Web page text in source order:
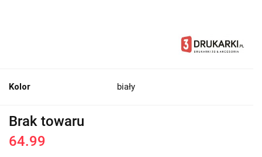
Kolor biały
Brak towaru
64.99